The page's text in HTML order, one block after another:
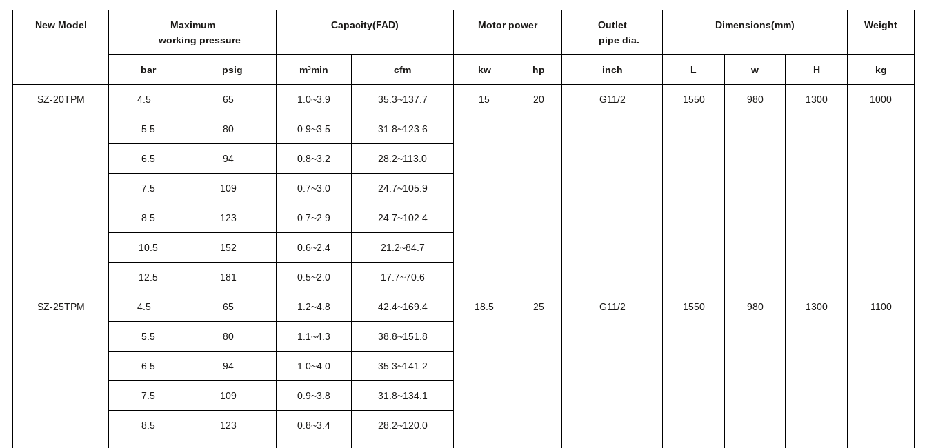
New Model
Maximum
working pressure
Capacity(FAD) Motor power
Outlet
pipe dia.
Dimensions(mm) Weight
bar psig m³min cfm kw hp inch L w H kg
SZ-20TPM 4.5 65 1.0~3.9 35.3~137.7 15 20 G11/2 1550 980 1300 1000
5.5 80 0.9~3.5 31.8~123.6
6.5 94 0.8~3.2 28.2~113.0
7.5 109 0.7~3.0 24.7~105.9
8.5 123 0.7~2.9 24.7~102.4
10.5 152 0.6~2.4 21.2~84.7
12.5 181 0.5~2.0 17.7~70.6
SZ-25TPM 4.5 65 1.2~4.8 42.4~169.4 18.5 25 G11/2 1550 980 1300 1100
5.5 80 1.1~4.3 38.8~151.8
6.5 94 1.0~4.0 35.3~141.2
7.5 109 0.9~3.8 31.8~134.1
8.5 123 0.8~3.4 28.2~120.0